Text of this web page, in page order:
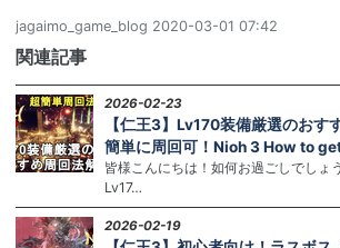
jagaimo_game_blog 2020-03-01 07:42
関連記事
2026-02-23
【仁王3】Lv170装備厳選のおす
簡単に周回可！Nioh 3 How to
皆様こんにちは！如何お過ごしでしょ
Lv17…
2026-02-19